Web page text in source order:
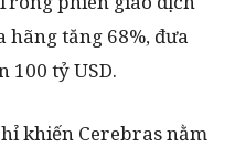
hãng tăng 68%, đưa
100 tỷ USD.
khiến Cerebras nằm